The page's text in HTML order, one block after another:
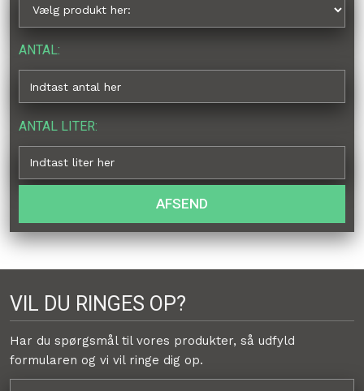
ANTAL:
ANTAL LITER:
VIL DU RINGES OP?
Har du spørgsmål til vores produkter, så udfyld
formularen og vi vil ringe dig op.